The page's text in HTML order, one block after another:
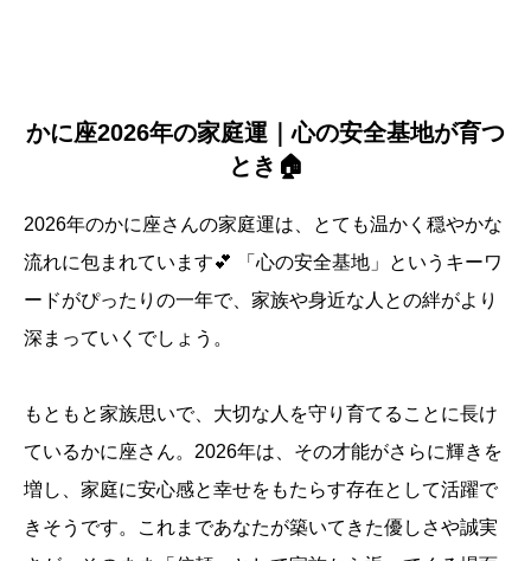
かに座2026年の家庭運｜心の安全基地が育つ
とき🏠
2026年のかに座さんの家庭運は、とても温かく穏やかな
流れに包まれています💕 「心の安全基地」というキーワ
ードがぴったりの一年で、家族や身近な人との絆がより
深まっていくでしょう。
もともと家族思いで、大切な人を守り育てることに長け
ているかに座さん。2026年は、その才能がさらに輝きを
増し、家庭に安心感と幸せをもたらす存在として活躍で
きそうです。これまであなたが築いてきた優しさや誠実